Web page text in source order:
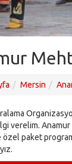
Mersin
verelim.
paket